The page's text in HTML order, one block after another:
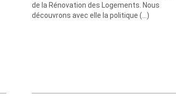
de la Rénovation des Logements. Nous
découvrons avec elle la politique (…)